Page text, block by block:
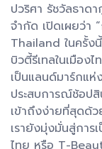
ปวริศา รัชวัลธาด
จำกัด เปิดเผยว่า
Thailand ในครั้ง
บิวตี้รีเทลในเมือง
เป็นแลนด์มาร์กแห่
ประสบการณ์ช้อปสิ
เข้าถึงง่ายที่สุดด้
เรายังมุ่งมั่นสู่การ
ไทย หรือ T-